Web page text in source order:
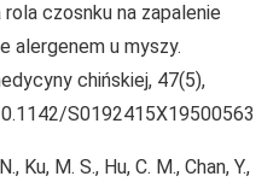
rola czosnku na zapalenie
alergenem u myszy.
chińskiej, 47(5),
S0192415X19500563
Ku, M. S., Hu, C. M., Chan, Y.,